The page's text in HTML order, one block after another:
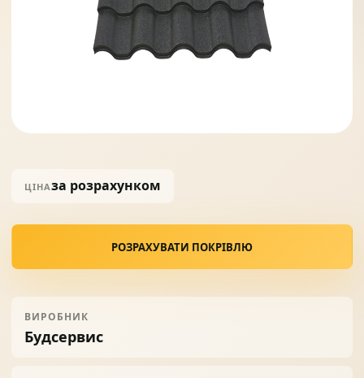
Солнце защита
ЦІНАза розрахунком
РОЗРАХУВАТИ ПОКРІВЛЮ
ВИРОБНИК
Будсервис